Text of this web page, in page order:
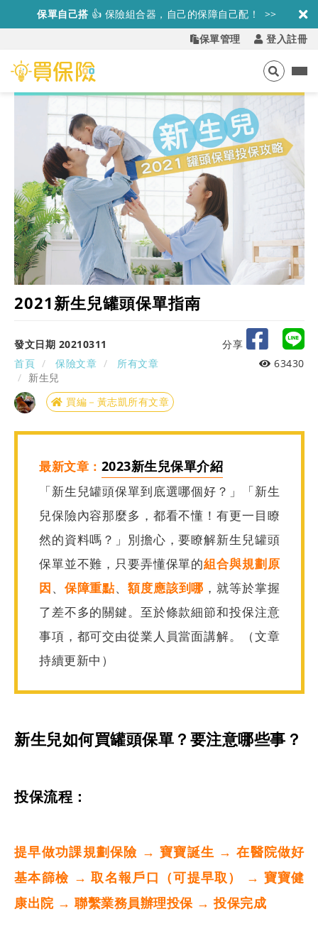
保單自己搭 👍 保險組合器，自己的保障自己配！ >>
保單管理
登入註冊
2021新生兒罐頭保單指南
發文日期 20210311
分享
首頁
保險文章
所有文章
新生兒
63430
買編－黃志凱所有文章
最新文章： 2023新生兒保單介紹
「新生兒罐頭保單到底選哪個好？」「新生
兒保險內容那麼多，都看不懂！有更一目瞭
然的資料嗎？」別擔心，要瞭解新生兒罐頭
保單並不難，只要弄懂保單的組合與規劃原
因、 保障重點、額度應該到哪 ，就等於掌握
了差不多的關鍵。至於條款細節和投保注意
事項，都可交由從業人員當面講解。（文章
持續更新中）
新生兒如何買罐頭保單？要注意哪些事？
投保流程：
提早做功課規劃保險 → 寶寶誕生 → 在醫院做好
基本篩檢 → 取名報戶口（可提早取） → 寶寶健
康出院 → 聯繫業務員辦理投保 → 投保完成